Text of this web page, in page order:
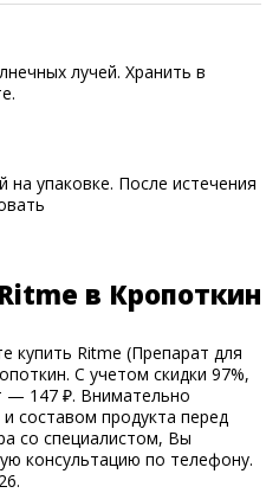
лучей. Хранить в
на упаковке. После истечения
в Кропоткин
Ritme (Препарат для
С учетом скидки 97%,
— 147 ₽. Внимательно
составом продукта перед
со специалистом, Вы
консультацию по телефону.